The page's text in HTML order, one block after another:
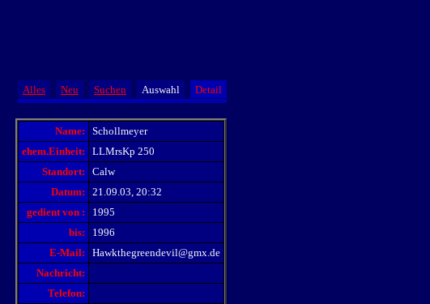
Alles Neu Suchen Auswahl Detail
Name:
Schollmeyer
ehem.Einheit:
LLMrsKp 250
Standort:
Calw
Datum:
21.09.03, 20:32
gedient von :
1995
bis:
1996
E-Mail:
Hawkthegreendevil@gmx.de
Nachricht:
Telefon: